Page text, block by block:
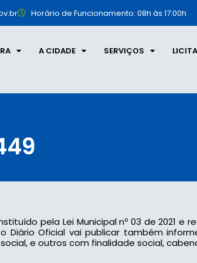
Horário de Funcionamento: 08h às 17:00h
A CIDADE SERVIÇOS
pela Lei Municipal nº 03 de 2021 e
Diário Oficial vai publicar também
e outros com finalidade social,